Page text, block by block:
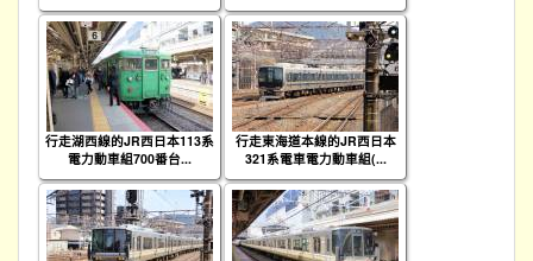
行走湖西線的JR西日本113系
電力動車組700番台...
行走東海道本線的JR西日本
321系電車電力動車組(...